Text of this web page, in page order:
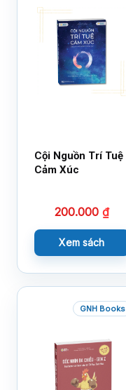
Cội Nguồn Trí Tuệ
Cảm Xúc
200.000 ₫
Xem sách
GNH Books